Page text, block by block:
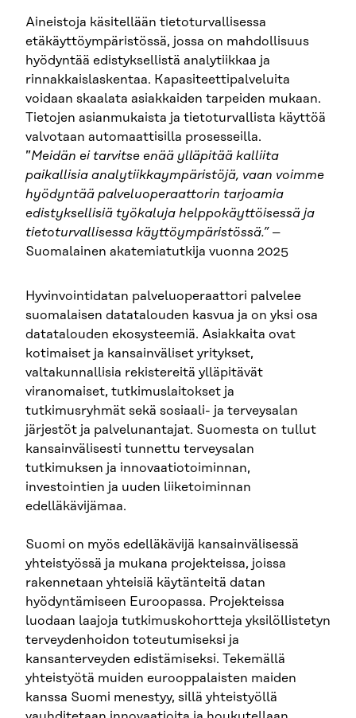
Aineistoja käsitellään tietoturvallisessa
etäkäyttöympäristössä, jossa on mahdollisuus
hyödyntää edistyksellistä analytiikkaa ja
rinnakkaislaskentaa. Kapasiteettipalveluita
voidaan skaalata asiakkaiden tarpeiden mukaan.
Tietojen asianmukaista ja tietoturvallista käyttöä
valvotaan automaattisilla prosesseilla.
”Meidän ei tarvitse enää ylläpitää kalliita
paikallisia analytiikkaympäristöjä, vaan voimme
hyödyntää palveluoperaattorin tarjoamia
edistyksellisiä työkaluja helppokäyttöisessä ja
tietoturvallisessa käyttöympäristössä.”–
Suomalainen akatemiatutkija vuonna 2025
Hyvinvointidatan palveluoperaattori palvelee
suomalaisen datatalouden kasvua ja on yksi osa
datatalouden ekosysteemiä. Asiakkaita ovat
kotimaiset ja kansainväliset yritykset,
valtakunnallisia rekistereitä ylläpitävät
viranomaiset, tutkimuslaitokset ja
tutkimusryhmät sekä sosiaali- ja terveysalan
järjestöt ja palvelunantajat. Suomesta on tullut
kansainvälisesti tunnettu terveysalan
tutkimuksen ja innovaatiotoiminnan,
investointien ja uuden liiketoiminnan
edelläkävijämaa.
Suomi on myös edelläkävijä kansainvälisessä
yhteistyössä ja mukana projekteissa, joissa
rakennetaan yhteisiä käytänteitä datan
hyödyntämiseen Euroopassa. Projekteissa
luodaan laajoja tutkimuskohortteja yksilöllistetyn
terveydenhoidon toteutumiseksi ja
kansanterveyden edistämiseksi. Tekemällä
yhteistyötä muiden eurooppalaisten maiden
kanssa Suomi menestyy, sillä yhteistyöllä